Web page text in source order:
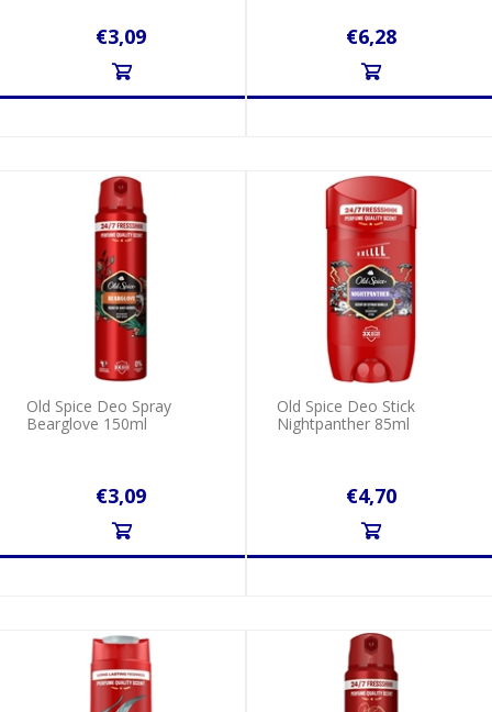
€3,09 €6,28
Old Spice Deo Spray
Bearglove 150ml
€3,09
Old Spice Deo Stick
Nightpanther 85ml
€4,70